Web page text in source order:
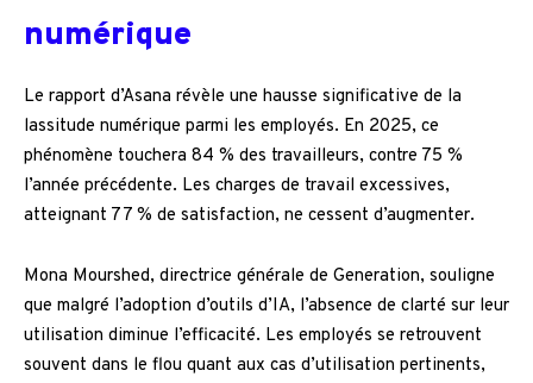
numérique
Le rapport d’Asana révèle une hausse significative de la
lassitude numérique parmi les employés. En 2025, ce
phénomène touchera 84 % des travailleurs, contre 75 %
l’année précédente. Les charges de travail excessives,
atteignant 77 % de satisfaction, ne cessent d’augmenter.
Mona Mourshed, directrice générale de Generation, souligne
que malgré l’adoption d’outils d’IA, l’absence de clarté sur leur
utilisation diminue l’efficacité. Les employés se retrouvent
souvent dans le flou quant aux cas d’utilisation pertinents,